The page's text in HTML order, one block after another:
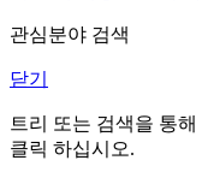
관심분야 검색
닫기
트리 또는 검색을 통
클릭 하십시오.